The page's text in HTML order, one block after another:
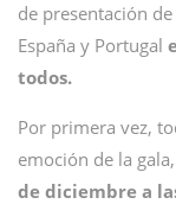
de presentación
España y Portugal
todos.
Por primera vez,
emoción de la
de diciembre a